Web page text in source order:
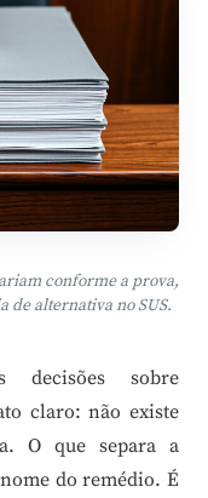
conforme a prova,
de alternativa no SUS.
decisões sobre
claro: não existe
O que separa a
do remédio. É